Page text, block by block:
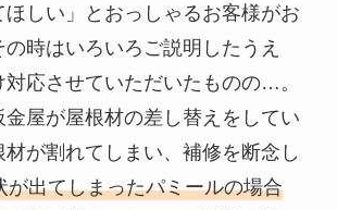
ほしい」とおっしゃるお客様がお
時はいろいろご説明したうえ
応させていただいたものの…。
屋が屋根材の差し替えをしてい
材が割れてしまい、補修を断念し
が出てしまったパミールの場合